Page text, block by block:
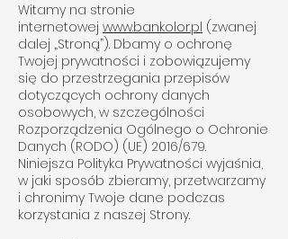
Witamy na stronie
internetowej www.bankolor.pl (zwanej
dalej „Stroną”). Dbamy o ochronę
Twojej prywatności i zobowiązujemy
się do przestrzegania przepisów
dotyczących ochrony danych
osobowych, w szczególności
Rozporządzenia Ogólnego o Ochronie
Danych (RODO) (UE) 2016/679.
Niniejsza Polityka Prywatności wyjaśnia,
w jaki sposób zbieramy, przetwarzamy
i chronimy Twoje dane podczas
korzystania z naszej Strony.